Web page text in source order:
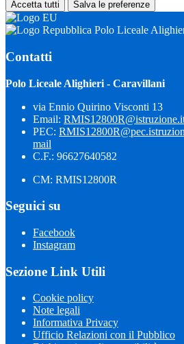
Accetta tutti Salva le preferenze
Polo Liceale
Contatti
Polo Liceale Alighieri - Caravillani
via Ennio Quirino Visconti 13
Email:
PEC:
mail
C.F.: 96627640582
CM: RMIS12800R
Seguici su
Facebook
Instagram
Sezione Link Utili
Cookie policy
Note legali
Informativa Privacy
Ufficio Relazioni con il Pubblico